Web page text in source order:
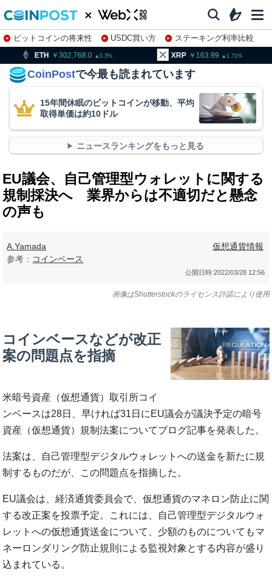
ビットコインの将来性 USDC買い方
ステーキング利率比較
株特集・関連銘柄
302,768.0 0.3 163.99 1.71
CoinPostで今最も読まれています
15年間休眠のビットコインが移動、平均
取得単価は約10ドル
ニュースランキングをもっと見る
EU議会、自己管理型ウォレットに関する
規制採決へ 業界からは不適切だと懸念
の声も
A.Yamada
参考： コインベース
仮想通貨情報
公開日時:2022/03/28 12:56
画像はShutterstockのライセンス許諾により使用
コインベースなどが改正
案の問題点を指摘
米暗号資産（仮想通貨）取引所コイ
ンベースは28日、早ければ31日にEU議会が議決予定の暗号
資産（仮想通貨）規制法案についてブログ記事を発表した。
法案は、自己管理型デジタルウォレットへの送金を新たに規
制するものだが、この問題点を指摘した。
EU議会は、経済通貨委員会で、仮想通貨のマネロン防止に関
する改正案を投票予定。これには、自己管理型デジタルウォ
レットへの仮想通貨送金について、少額のものについてもマ
ネーロンダリング防止規則による監視対象とする内容が盛り
込まれている。